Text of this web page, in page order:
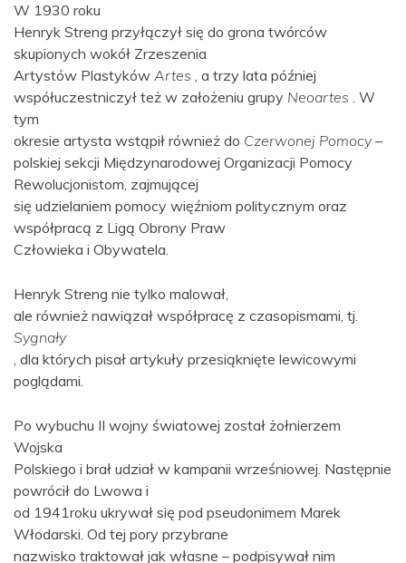
W 1930 roku
Henryk Streng przyłączył się do grona twórców
skupionych wokół Zrzeszenia
Artystów Plastyków Artes , a trzy lata później
współuczestniczył też w założeniu grupy Neoartes . W
tym
okresie artysta wstąpił również do Czerwonej Pomocy–
polskiej sekcji Międzynarodowej Organizacji Pomocy
Rewolucjonistom, zajmującej
się udzielaniem pomocy więźniom politycznym oraz
współpracą z Ligą Obrony Praw
Człowieka i Obywatela.
Henryk Streng nie tylko malował,
ale również nawiązał współpracę z czasopismami, tj.
Sygnały
, dla których pisał artykuły przesiąknięte lewicowymi
poglądami.
Po wybuchu II wojny światowej został żołnierzem
Wojska
Polskiego i brał udział w kampanii wrześniowej. Następnie
powrócił do Lwowa i
od 1941roku ukrywał się pod pseudonimem Marek
Włodarski. Od tej pory przybrane
nazwisko traktował jak własne – podpisywał nim